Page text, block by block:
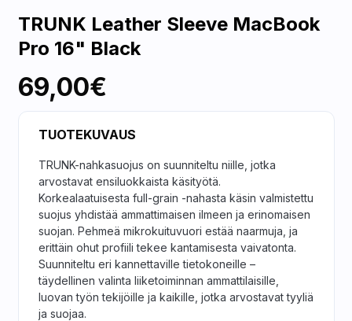
TRUNK Leather Sleeve MacBook
Pro 16" Black
69,00€
TUOTEKUVAUS
TRUNK-nahkasuojus on suunniteltu niille, jotka
arvostavat ensiluokkaista käsityötä.
Korkealaatuisesta full-grain -nahasta käsin valmistettu
suojus yhdistää ammattimaisen ilmeen ja erinomaisen
suojan. Pehmeä mikrokuituvuori estää naarmuja, ja
erittäin ohut profiili tekee kantamisesta vaivatonta.
Suunniteltu eri kannettaville tietokoneille –
täydellinen valinta liiketoiminnan ammattilaisille,
luovan työn tekijöille ja kaikille, jotka arvostavat tyyliä
ja suojaa.